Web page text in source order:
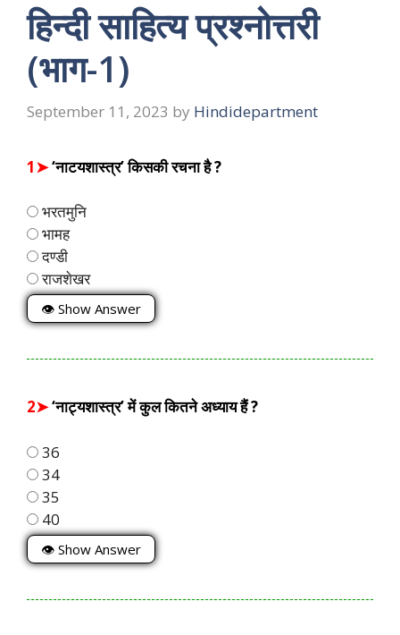
हिन्दी साहित्य प्रश्नोत्तरी
(भाग-1)
September 11, 2023 by Hindidepartment
1➤‘नाटयशास्त्र’ किसकी रचना है ?
भरतमुनि
भामह
दण्डी
राजशेखर
👁 Show Answer
2➤‘नाट्यशास्त्र’ में कुल कितने अध्याय हैं ?
36
34
35
40
👁 Show Answer